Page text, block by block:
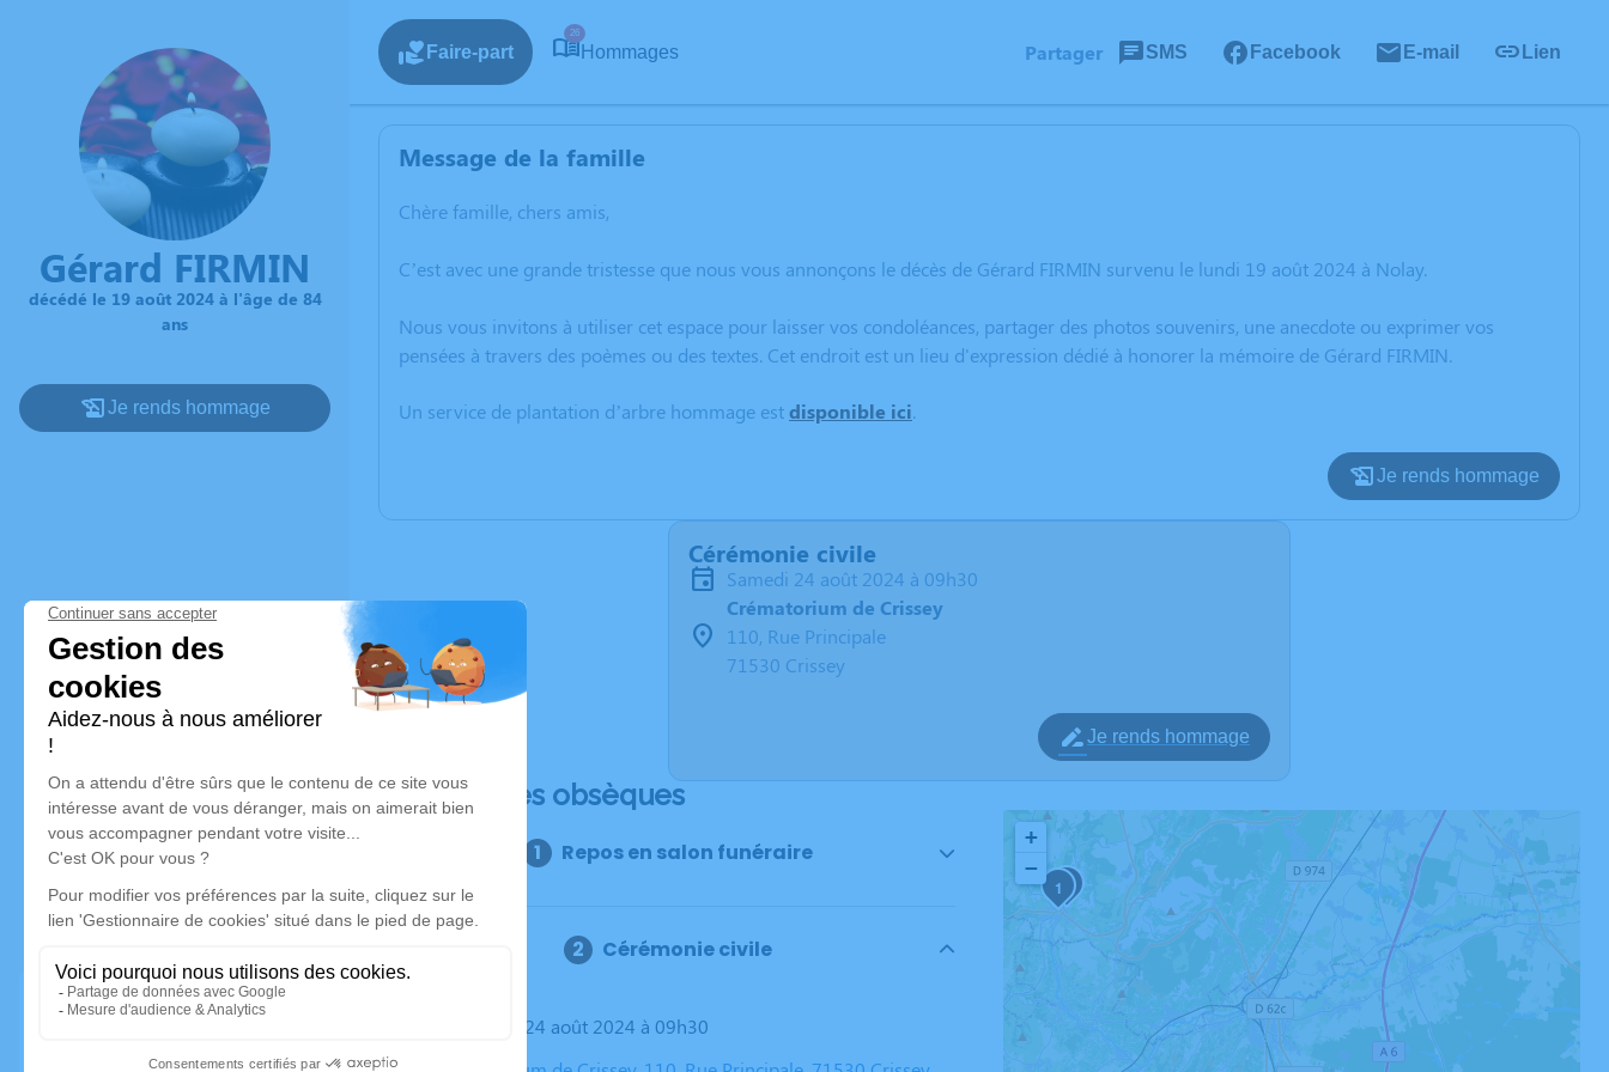
Gérard FIRMIN
décédé le 19 août 2024 à l'âge de 84
ans
Je rends hommage
Faire-part
26
Hommages Partager SMS Facebook E-mail Lien
Message de la famille
Chère famille, chers amis,
C’est avec une grande tristesse que nous vous annonçons le décès de Gérard FIRMIN survenu le lundi 19 août 2024 à Nolay.
Nous vous invitons à utiliser cet espace pour laisser vos condoléances, partager des photos souvenirs, une anecdote ou exprimer vos
pensées à travers des poèmes ou des textes. Cet endroit est un lieu d'expression dédié à honorer la mémoire de Gérard FIRMIN.
Un service de plantation d’arbre hommage estdisponible ici.
Je rends hommage
Cérémonie civile
samedi 24 août 2024 à 09h30
Crématorium de Crissey
110, Rue Principale
71530 Crissey
Je rends hommage
Déroulé des obsèques
Repos en salon funéraire
Cérémonie civile
Le samedi 24 août 2024 à 09h30
1
+
−